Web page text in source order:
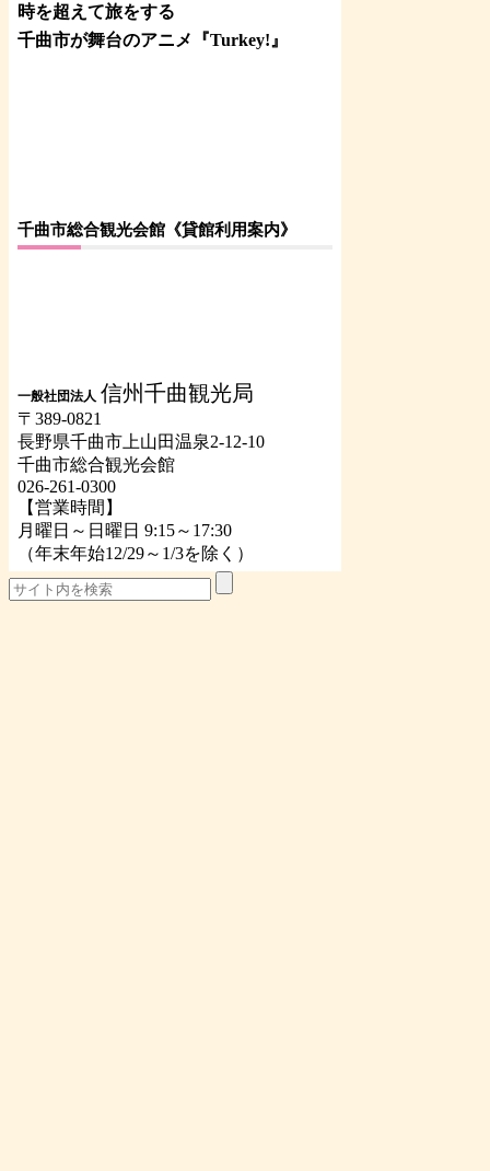
時を超えて旅をする
千曲市が舞台のアニメ『Turkey!』
千曲市総合観光会館《貸館利用案内》
一般社団法人 信州千曲観光局
〒389-0821
長野県千曲市上山田温泉2-12-10
千曲市総合観光会館
026-261-0300
【営業時間】
月曜日～日曜日 9:15～17:30
（年末年始12/29～1/3を除く）